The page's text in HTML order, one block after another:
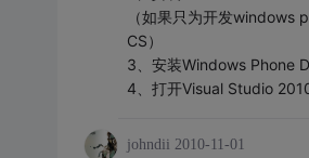
（如果只为开发
CS）
3、安装Windows Phone
4、打开Visual Studio
johndii 2010-11-01